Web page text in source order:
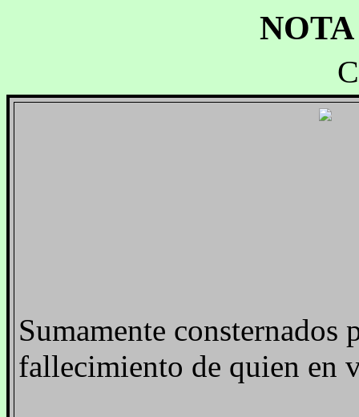
Sumamente consternados
fallecimiento de quien en